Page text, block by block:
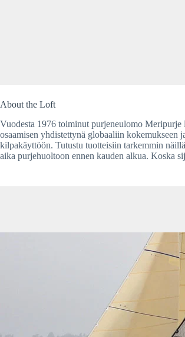
About the Loft
Vuodesta 1976 toiminut purjeneulomo
osaamisen yhdistettynä globaaliin
kilpakäyttöön. Tutustu tuotteisiin tarkemmin
aika purjehuoltoon ennen kauden alkua. Koska